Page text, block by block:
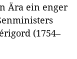
Ära ein enger
(1754–